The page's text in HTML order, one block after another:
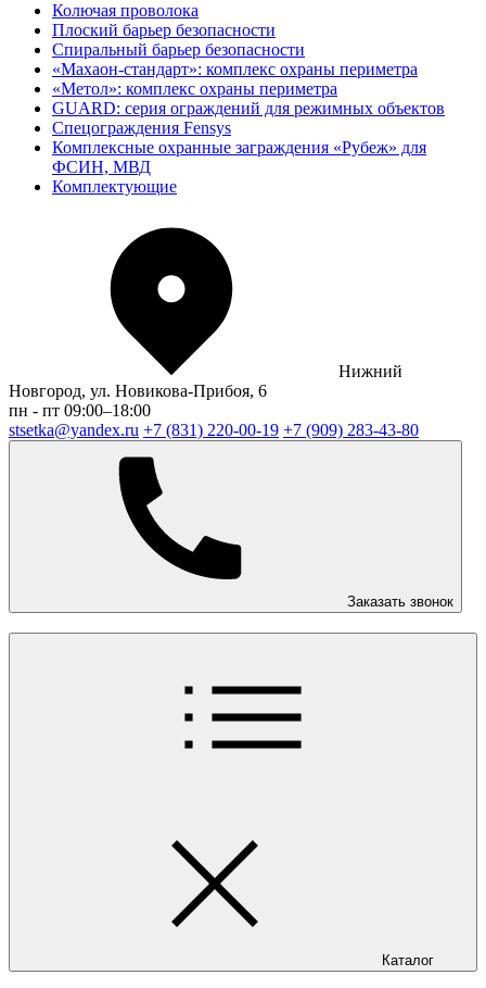
Колючая проволока
Плоский барьер безопасности
Спиральный барьер безопасности
«Махаон-стандарт»: комплекс охраны периметра
«Метол»: комплекс охраны периметра
GUARD: серия ограждений для режимных объектов
Спецограждения Fensys
Комплексные охранные заграждения «Рубеж» для
ФСИН, МВД
Комплектующие
Нижний
Новгород, ул. Новикова-Прибоя, 6
пн - пт 09:00–18:00
stsetka@yandex.ru +7 (831) 220-00-19 +7 (909) 283-43-80
Заказать звонок
Каталог